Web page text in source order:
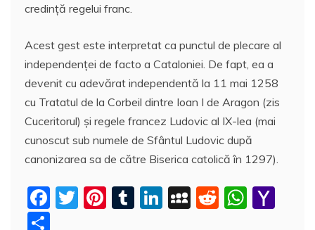
credință regelui franc.
Acest gest este interpretat ca punctul de plecare al
independenței de facto a Cataloniei. De fapt, ea a
devenit cu adevărat independentă la 11 mai 1258
cu Tratatul de la Corbeil dintre Ioan I de Aragon (zis
Cuceritorul) și regele francez Ludovic al IX-lea (mai
cunoscut sub numele de Sfântul Ludovic după
canonizarea sa de către Biserica catolică în 1297).
F
T
Pi T
Li M R
W